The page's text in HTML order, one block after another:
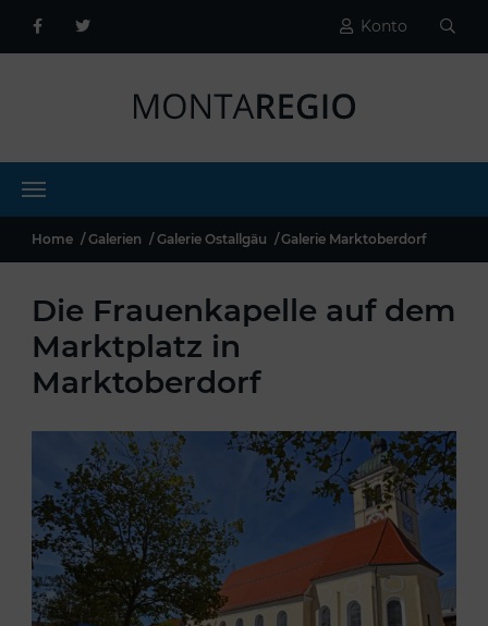
Konto
Home Galerien Galerie Ostallgäu Galerie Marktoberdorf
Die Frauenkapelle auf dem
Marktplatz in
Marktoberdorf